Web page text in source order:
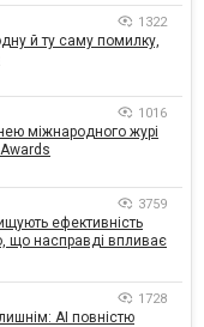
1322
й ту саму помилку,
1016
міжнародного журі
3759
ефективність
що насправді впливає
1728
AI повністю